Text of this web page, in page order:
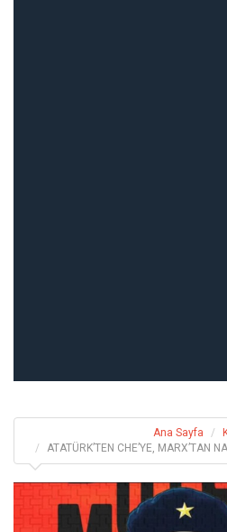
Ana Sayfa
ATATÜRK’TEN CHE’YE, MARX’TAN